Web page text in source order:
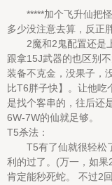
*****加个飞升仙把怪
多少没注意去算，反正
2魔和2鬼配置还是上
跟拿15J武器的也区别
装备不克金，没果子，
比T6胖子快】。让他吃
是找个客串的，往后还
6W-7W的仙就足够。
T5杀法：
T5有了仙就很轻松了
利的过了。(万一，如果
肯定能秒死蛇。 不过2